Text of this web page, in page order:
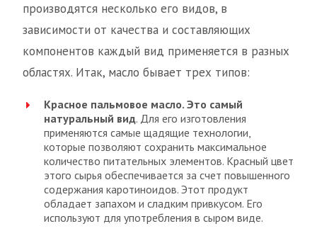
производятся несколько его видов, в
зависимости от качества и составляющих
компонентов каждый вид применяется в разных
областях. Итак, масло бывает трех типов:
Красное пальмовое масло. Это самый
натуральный вид. Для его изготовления
применяются самые щадящие технологии,
которые позволяют сохранить максимальное
количество питательных элементов. Красный цвет
этого сырья обеспечивается за счет повышенного
содержания каротиноидов. Этот продукт
обладает запахом и сладким привкусом. Его
используют для употребления в сыром виде.